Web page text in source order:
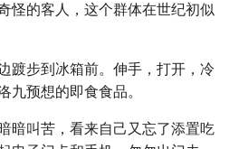
怪的客人，这个群体在世纪初似
踱步到冰箱前。伸手，打开，冷
九预想的即食食品。
暗叫苦，看来自己又忘了添置吃